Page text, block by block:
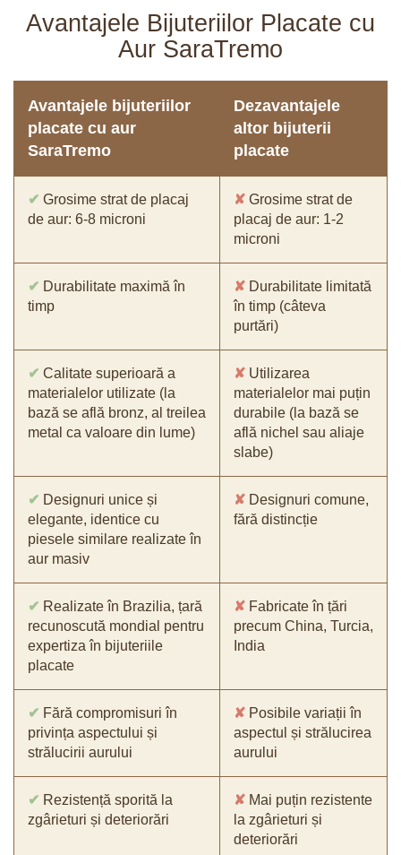
Avantajele Bijuteriilor Placate cu
Aur SaraTremo
Avantajele bijuteriilor
placate cu aur
SaraTremo
Dezavantajele
altor bijuterii
placate
✔ Grosime strat de placaj
de aur: 6-8 microni
✘ Grosime strat de
placaj de aur: 1-2
microni
✔ Durabilitate maximă în
timp
✘ Durabilitate limitată
în timp (câteva
purtări)
✔ Calitate superioară a
materialelor utilizate (la
bază se află bronz, al treilea
metal ca valoare din lume)
✘ Utilizarea
materialelor mai puțin
durabile (la bază se
află nichel sau aliaje
slabe)
✔ Designuri unice și
elegante, identice cu
piesele similare realizate în
aur masiv
✘ Designuri comune,
fără distincție
✔ Realizate în Brazilia, țară
recunoscută mondial pentru
expertiza în bijuteriile
placate
✘ Fabricate în țări
precum China, Turcia,
India
✔ Fără compromisuri în
privința aspectului și
strălucirii aurului
✘ Posibile variații în
aspectul și strălucirea
aurului
✔ Rezistență sporită la
zgârieturi și deteriorări
✘ Mai puțin rezistente
la zgârieturi și
deteriorări